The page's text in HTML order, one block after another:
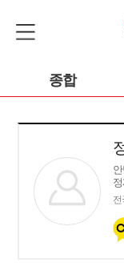
종합